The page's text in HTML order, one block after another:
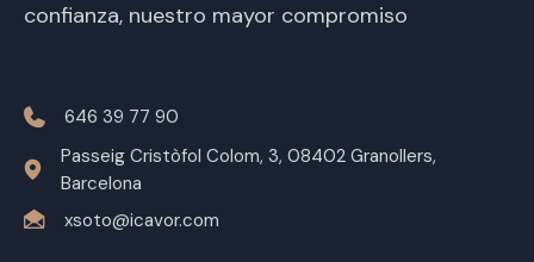
confianza, nuestro mayor compromiso
646 39 77 90
Passeig Cristòfol Colom, 3, 08402 Granollers,
Barcelona
xsoto@icavor.com